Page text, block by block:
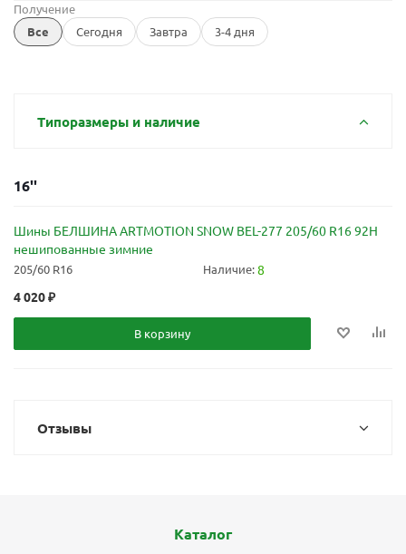
Получение
Все
Сегодня Завтра 3-4 дня
Типоразмеры и наличие
16''
Шины БЕЛШИНА ARTMOTION SNOW BEL-277 205/60 R16 92H
нешипованные зимние
205/60 R16 Наличие:8
4 020₽
В корзину
Отзывы
Каталог